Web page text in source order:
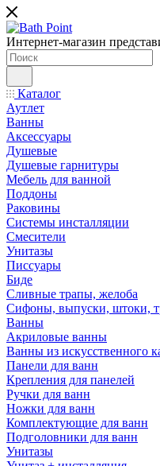
Интернет-магазин
Каталог
Аутлет
Ванны
Аксессуары
Душевые
Душевые гарнитуры
Мебель для ванной
Поддоны
Раковины
Системы инсталляции
Смесители
Унитазы
Писсуары
Биде
Сливные трапы, желоба
Сифоны, выпуски, штоки,
Ванны
Акриловые ванны
Ванны из искусственного
Панели для ванн
Крепления для панелей
Ручки для ванн
Ножки для ванн
Комплектующие для ванн
Подголовники для ванн
Унитазы